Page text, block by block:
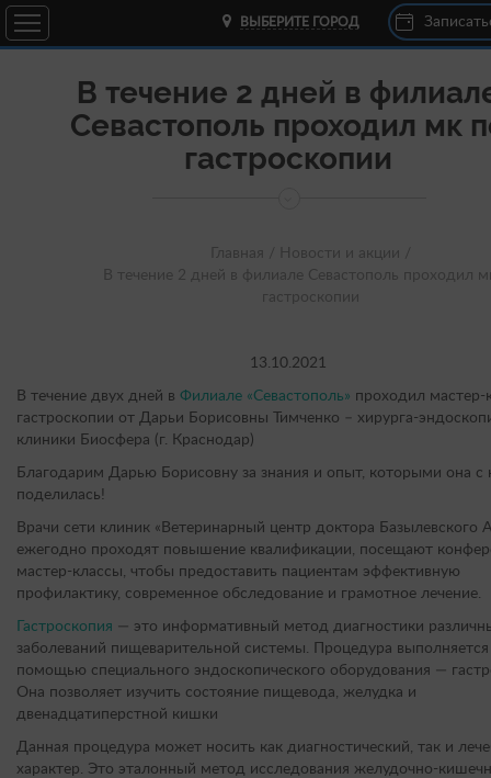
ВЫБЕРИТЕ ГОРОД
В течение 2 дней в
Севастополь проходил мк
гастроскопии
Главная /
Новости и акции /
В течение 2 дней в филиале Севастополь проходил
гастроскопии
13.10.2021
В течение двух дней в Филиале «Севастополь» проходил мастер-
гастроскопии от Дарьи Борисовны Тимченко – хирурга-
клиники Биосфера (г. Краснодар)
Благодарим Дарью Борисовну за знания и опыт, которыми она с
поделилась!
Врачи сети клиник «Ветеринарный центр доктора Базылевского
ежегодно проходят повышение квалификации, посещают
мастер-классы, чтобы предоставить пациентам эффективную
профилактику, современное обследование и грамотное лечение.
Гастроскопия — это информативный метод диагностики
заболеваний пищеварительной системы. Процедура выполняется
помощью специального эндоскопического оборудования —
Она позволяет изучить состояние пищевода, желудка и
двенадцатиперстной кишки
Данная процедура может носить как диагностический, так и
характер. Это эталонный метод исследования желудочно-